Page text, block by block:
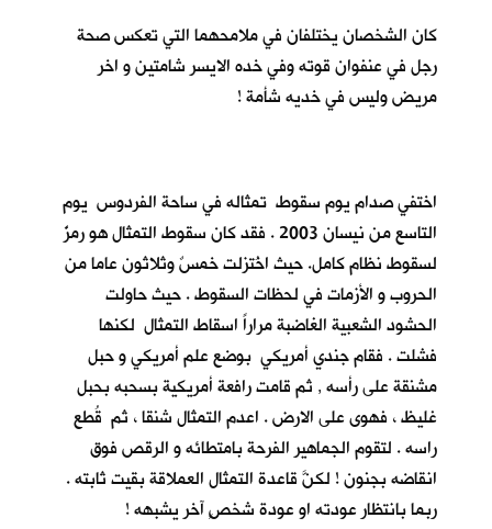
كان الشخصان يختلفان في ملامحهما التي تعكس صحة
رجل في عنفوان قوته وفي خده الايسر شامتين و اخر
مريض وليس في خديه شأمة !
اختفي صدام يوم سقوط تمثاله في ساحة الفردوس يوم
التاسع من نيسان 2003 . فقد كان سقوط التمثال هو رمزٌ
لسقوط نظام كامل. حيث اخُتزلت خمسٌ وثلاثون عاما من
الحروب و الأزمات في لحظات السقوط . حيث حاولت
الحشود الشعبية الغاضبة مراراً اسقاط التمثال لكنها
فشلت . فقام جندي أمريكي بوضع علم أمريكي و حبل
مشنقة على رأسه , ثم قامت رافعة أمريكية بسحبه بحبل
غليظ ، فهوى على الارض . اعدم التمثال شنقا ، ثم قُطع
راسه . لتقوم الجماهير الفرحة بامتطائه و الرقص فوق
انقاضه بجنون ! لكنَّ قاعدة التمثال العملاقة بقيت ثابته .
ربما بانتظار عودته او عودة شخصٍ آخر يشبهه !